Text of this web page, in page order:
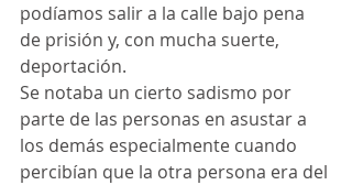
podíamos salir a la calle bajo pena
de prisión y, con mucha suerte,
deportación.
Se notaba un cierto sadismo por
parte de las personas en asustar a
los demás especialmente cuando
percibían que la otra persona era del